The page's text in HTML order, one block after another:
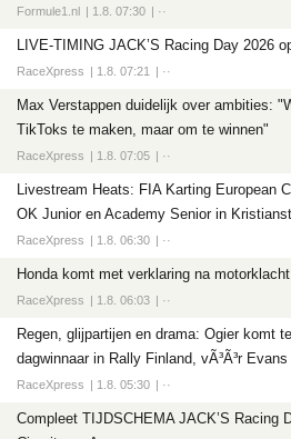
Formule1.nl 1.8. 07:30 ··
LIVE-TIMING JACK’S Racing Day 2026
RaceXpress 1.8. 07:21 ··
Max Verstappen duidelijk over ambities:
TikToks te maken, maar om te winnen"
RaceXpress 1.8. 07:05 ··
Livestream Heats: FIA Karting European
OK Junior en Academy Senior in
RaceXpress 1.8. 06:30 ··
Honda komt met verklaring na
RaceXpress 1.8. 06:03 ··
Regen, glijpartijen en drama: Ogier komt
dagwinnaar in Rally Finland, vÃ³Ã³r
RaceXpress 1.8. 05:30 ··
Compleet TIJDSCHEMA JACK’S Racing